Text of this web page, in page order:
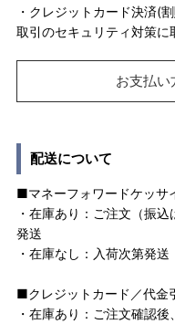
・クレジットカード決済(
取引のセキュリティ対策に
お支払い
配送について
■マネーフォワードケッサ
・在庫あり：ご注文（振
発送
・在庫なし：入荷次第発送
■クレジットカード／代金
・在庫あり：ご注文確認